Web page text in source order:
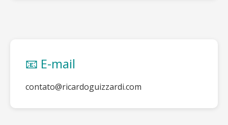
📧 E-mail
contato@ricardoguizzardi.com